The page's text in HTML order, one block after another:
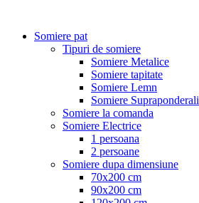
Somiere pat
Tipuri de somiere
Somiere Metalice
Somiere tapitate
Somiere Lemn
Somiere Supraponderali
Somiere la comanda
Somiere Electrice
1 persoana
2 persoane
Somiere dupa dimensiune
70x200 cm
90x200 cm